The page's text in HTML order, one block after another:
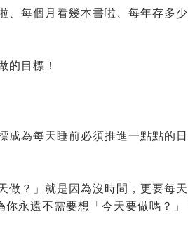
每個月看幾本書啦、每年存多
的目標！
為每天睡前必須推進一點點的
？」就是因為沒時間，更要每
永遠不需要想「今天要做嗎？